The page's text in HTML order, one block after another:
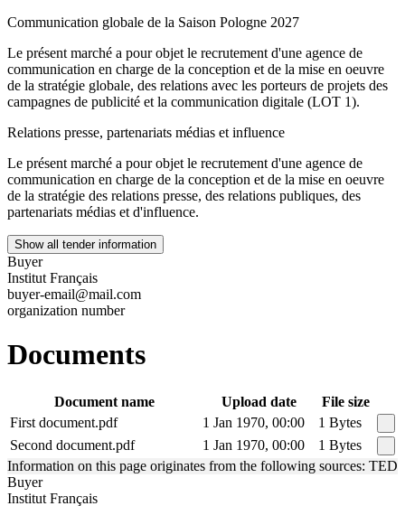
Communication globale de la Saison Pologne 2027
Le présent marché a pour objet le recrutement d'une agence de
communication en charge de la conception et de la mise en oeuvre
de la stratégie globale, des relations avec les porteurs de projets des
campagnes de publicité et la communication digitale (LOT 1).
Relations presse, partenariats médias et influence
Le présent marché a pour objet le recrutement d'une agence de
communication en charge de la conception et de la mise en oeuvre
de la stratégie des relations presse, des relations publiques, des
partenariats médias et d'influence.
Show all tender information
Buyer
Institut Français
buyer-email@mail.com
organization number
Documents
Document name Upload date
File size
First document.pdf
1 Jan 1970, 00:00
1 Bytes
Second document.pdf
1 Jan 1970, 00:00
1 Bytes
Information on this page originates from the following sources: TED
Buyer
Institut Français